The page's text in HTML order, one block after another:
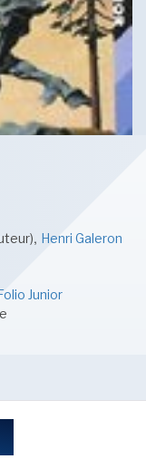
TOLKIEN
, Henri Galeron
Junior